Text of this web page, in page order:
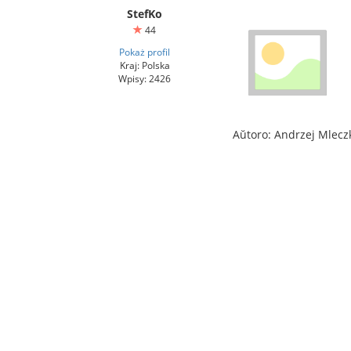
StefKo
44
Pokaż profil
Kraj: Polska
Wpisy: 2426
Aŭtoro: Andrzej